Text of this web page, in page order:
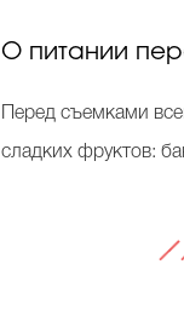
О питании
Перед съемками
сладких фруктов: